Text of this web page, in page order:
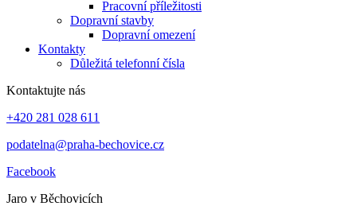
Pracovní příležitosti
Dopravní stavby
Dopravní omezení
Kontakty
Důležitá telefonní čísla
Kontaktujte nás
+420 281 028 611
podatelna@praha-bechovice.cz
Facebook
Jaro v Běchovicích